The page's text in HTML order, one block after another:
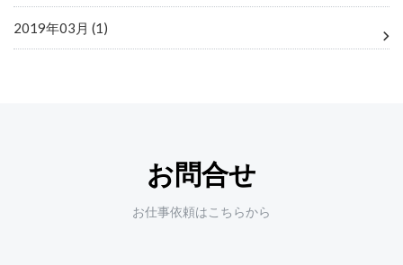
2019年03月 (1)
お問合せ
お仕事依頼はこちらから